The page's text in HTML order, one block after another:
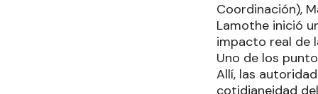
Coordinación),
Lamothe inició
impacto real de
Uno de los
Allí, las
cotidianeidad